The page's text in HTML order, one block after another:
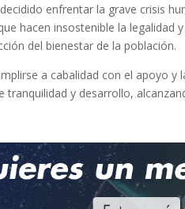
enfrentar la grave crisis
hacen insostenible la legalidad
del bienestar de la población.
a cabalidad con el apoyo
y desarrollo,